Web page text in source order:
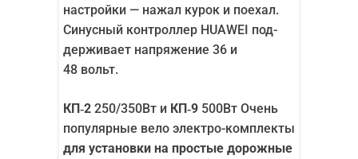
настрой­ки — нажал курок и поехал.
Синус­ный кон­трол­лер HUAWEI под­
дер­жи­ва­ет напря­же­ние 36 и
48 вольт.
КП‑2 250/​350Вт и КП‑9 500Вт Очень
попу­ляр­ные вело элек­тро-ком­плек­ты
для уста­нов­ки на про­стые дорож­ные